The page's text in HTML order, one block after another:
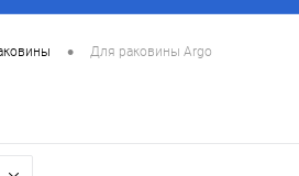
• Для раковины Argo